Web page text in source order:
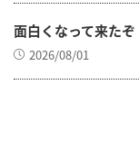
面白くなって来たぞ
2026/08/01